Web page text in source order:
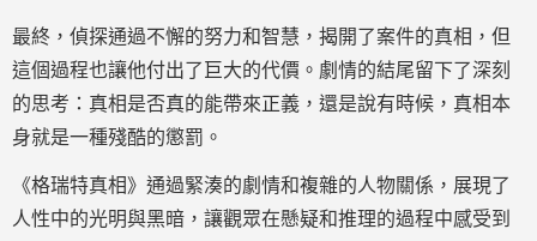
最終，偵探通過不懈的努力和智慧，揭開了案件的真相，但
這個過程也讓他付出了巨大的代價。劇情的結尾留下了深刻
的思考：真相是否真的能帶來正義，還是說有時候，真相本
身就是一種殘酷的懲罰。
《格瑞特真相》通過緊湊的劇情和複雜的人物關係，展現了
人性中的光明與黑暗，讓觀眾在懸疑和推理的過程中感受到